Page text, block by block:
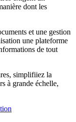
dont les
et une gestion
une plateforme
de tout
simplifiiez la
à grande échelle,